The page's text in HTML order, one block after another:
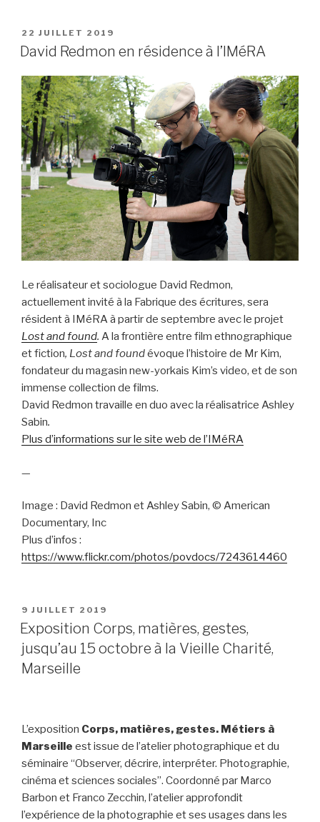
PUBLIÉ
LE
22 JUILLET 2019
David Redmon en résidence à l’IMéRA
Le réalisateur et sociologue David Redmon,
actuellement invité à la Fabrique des écritures, sera
résident à IMéRA à partir de septembre avec le projet
Lost and found. A la frontière entre film ethnographique
et fiction, Lost and foundévoque l’histoire de Mr Kim,
fondateur du magasin new-yorkais Kim’s video, et de son
immense collection de films.
David Redmon travaille en duo avec la réalisatrice Ashley
Sabin.
Plus d’informations sur le site web de l’IMéRA
—
Image : David Redmon et Ashley Sabin, © American
Documentary, Inc
Plus d’infos :
https://www.flickr.com/photos/povdocs/7243614460
PUBLIÉ
LE
9 JUILLET 2019
Exposition Corps, matières, gestes,
jusqu’au 15 octobre à la Vieille Charité,
Marseille
L’exposition Corps, matières, gestes. Métiers à
Marseille est issue de l’atelier photographique et du
séminaire “Observer, décrire, interpréter. Photographie,
cinéma et sciences sociales”. Coordonné par Marco
Barbon et Franco Zecchin, l’atelier approfondit
l’expérience de la photographie et ses usages dans les